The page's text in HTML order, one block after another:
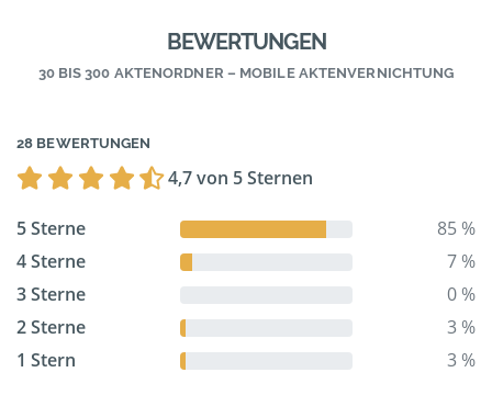
BEWERTUNGEN
30 BIS 300 AKTENORDNER – MOBILE AKTENVERNICHTUNG
28 BEWERTUNGEN
4,7 von 5 Sternen
5 Sterne
85 %
4 Sterne
7 %
3 Sterne
0 %
2 Sterne
3 %
1 Stern
3 %